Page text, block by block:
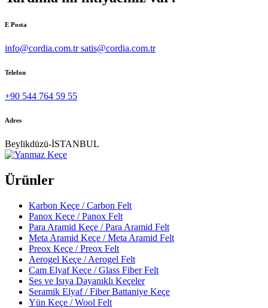
E Posta
info@cordia.com.tr satis@cordia.com.tr
Telefon
+90 544 764 59 55
Adres
Beylikdüzü-İSTANBUL
Ürünler
Karbon Keçe / Carbon Felt
Panox Keçe / Panox Felt
Para Aramid Keçe / Para Aramid Felt
Meta Aramid Keçe / Meta Aramid Felt
Preox Keçe / Preox Felt
Aerogel Keçe / Aerogel Felt
Cam Elyaf Keçe / Glass Fiber Felt
Ses ve Isıya Dayanıklı Keçeler
Seramik Elyaf / Fiber Battaniye Keçe
Yün Keçe / Wool Felt